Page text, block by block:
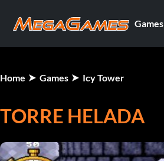
Games
Home Games Icy Tower
TORRE HELADA